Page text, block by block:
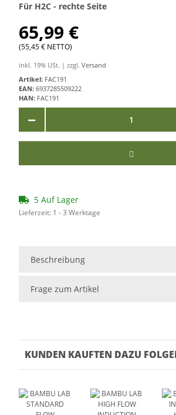
Für H2C - rechte Seite
65,99 €
(55,45 € NETTO)
inkl. 19% USt. | zzgl. Versand
Artikel: FAC191
EAN: 6937285509222
HAN: FAC191
5 Auf Lager
Lieferzeit: 1 - 3 Werktage
Beschreibung
Frage zum Artikel
KUNDEN KAUFTEN DAZU